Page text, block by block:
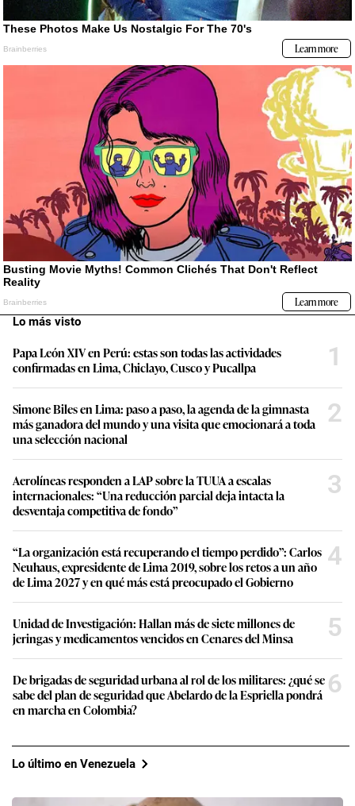
Lo más visto
Papa León XIV en Perú: estas son todas las actividades
confirmadas en Lima, Chiclayo, Cusco y Pucallpa
1
Simone Biles en Lima: paso a paso, la agenda de la gimnasta
más ganadora del mundo y una visita que emocionará a toda
una selección nacional
2
Aerolíneas responden a LAP sobre la TUUA a escalas
internacionales: “Una reducción parcial deja intacta la
desventaja competitiva de fondo”
3
“La organización está recuperando el tiempo perdido”: Carlos
Neuhaus, expresidente de Lima 2019, sobre los retos a un año
de Lima 2027 y en qué más está preocupado el Gobierno
4
Unidad de Investigación: Hallan más de siete millones de
jeringas y medicamentos vencidos en Cenares del Minsa
5
De brigadas de seguridad urbana al rol de los militares: ¿qué se
sabe del plan de seguridad que Abelardo de la Espriella pondrá
en marcha en Colombia?
6
Lo último en Venezuela